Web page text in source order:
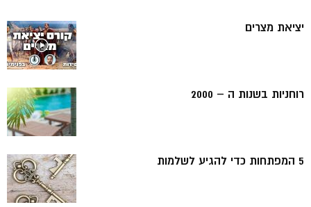
יציאת מצרים
רוחניות בשנות ה – 2000
5 המפתחות כדי להגיע לשלמות